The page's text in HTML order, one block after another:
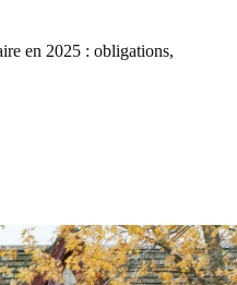
en 2025 : obligations,